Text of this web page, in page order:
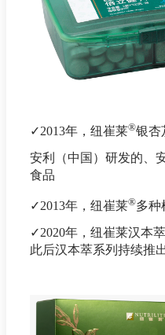
✓2013年，纽崔莱®银杏
安利（中国）研发的、
食品
✓2013年，纽崔莱®多种
✓2020年，纽崔莱汉本
此后汉本萃系列持续推